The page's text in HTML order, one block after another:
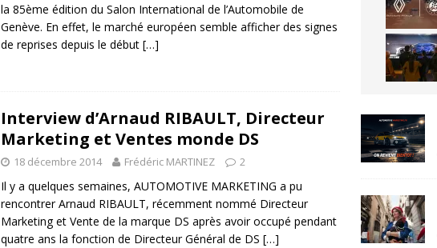
la 85ème édition du Salon International de l’Automobile de
Genève. En effet, le marché européen semble afficher des signes
de reprises depuis le début […]
Interview d’Arnaud RIBAULT, Directeur
Marketing et Ventes monde DS
18 décembre 2014 Frédéric MARTINEZ 2
Il y a quelques semaines, AUTOMOTIVE MARKETING a pu
rencontrer Arnaud RIBAULT, récemment nommé Directeur
Marketing et Vente de la marque DS après avoir occupé pendant
quatre ans la fonction de Directeur Général de DS […]